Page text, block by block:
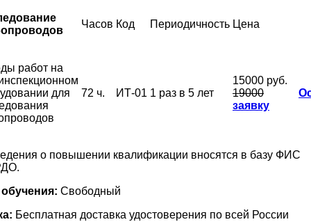
Часов Код Периодичность Цена
работ на
для
72 ч. ИТ-01 1 раз в 5 лет
15000 руб.
19000
заявку
о повышении квалификации вносятся в базу ФИС
Свободный
Бесплатная доставка удостоверения по всей России